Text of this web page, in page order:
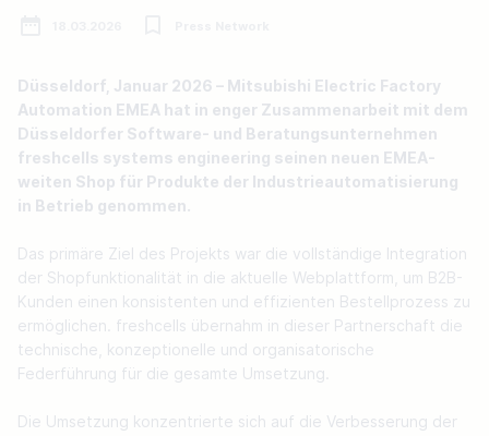
Düsseldorf, Januar 2026 – Mitsubishi Electric Factory
Automation EMEA hat in enger Zusammenarbeit mit dem
Düsseldorfer Software- und Beratungsunternehmen
freshcells systems engineering seinen neuen EMEA-
weiten Shop für Produkte der Industrieautomatisierung
in Betrieb genommen.
Das primäre Ziel des Projekts war die vollständige Integration
der Shopfunktionalität in die aktuelle Webplattform, um B2B-
Kunden einen konsistenten und effizienten Bestellprozess zu
ermöglichen. freshcells übernahm in dieser Partnerschaft die
technische, konzeptionelle und organisatorische
Federführung für die gesamte Umsetzung.
Die Umsetzung konzentrierte sich auf die Verbesserung der